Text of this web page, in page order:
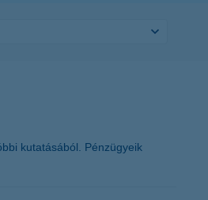
kutatásából. Pénzügyeik